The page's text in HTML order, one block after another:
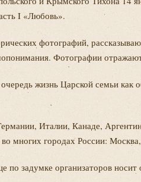
I «Любовь».
фотографий,
Фотографии
жизнь Царской семьи
Италии, Канаде,
многих городах России:
по задумке организаторов